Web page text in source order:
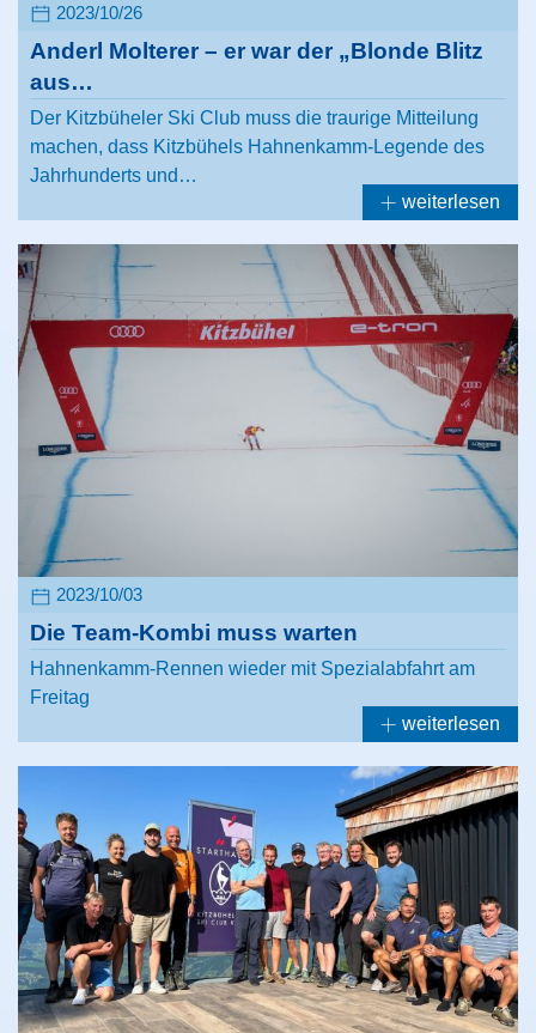
2023/10/26
Anderl Molterer – er war der „Blonde Blitz
aus…
Der Kitzbüheler Ski Club muss die traurige Mitteilung
machen, dass Kitzbühels Hahnenkamm-Legende des
Jahrhunderts und…
weiterlesen
2023/10/03
Die Team-Kombi muss warten
Hahnenkamm-Rennen wieder mit Spezialabfahrt am
Freitag
weiterlesen